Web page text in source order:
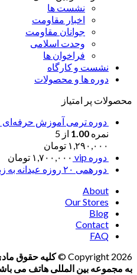
نشست ها
اخبار مقاومت
جوانان مقاومت
وحدت اسلامی
فراخوان ها
نشست و کارگاه
دوره ها و محصولات
محصولات پر امتیاز
دوره ترمی آموزش حرفه‌ای
نمره 1.00 از 5
۱,۲۹۰,۰۰۰ تومان
دوره vip
۱,۷۰۰,۰۰۰ تومان
دورهمی ۲۰ روزه عیدانه به زبان عربی
About
Our Stores
Blog
Contact
FAQ
Copyright 2026 ©
کلیه حقوق
به مجموعه بین المللی هاتف می